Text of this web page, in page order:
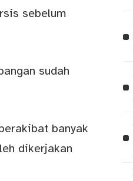
sebelum
sudah
banyak
dikerjakan